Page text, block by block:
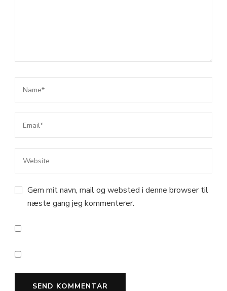
Gem mit navn, mail og websted i denne browser til
næste gang jeg kommenterer.